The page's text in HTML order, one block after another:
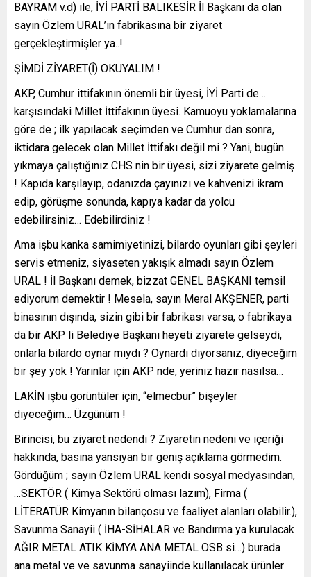
BAYRAM v.d) ile, İYİ PARTİ BALIKESİR İl Başkanı da olan
sayın Özlem URAL’ın fabrikasına bir ziyaret
gerçekleştirmişler ya..!
ŞİMDİ ZİYARET(İ) OKUYALIM !
AKP, Cumhur ittifakının önemli bir üyesi, İYİ Parti de…
karşısındaki Millet İttifakının üyesi. Kamuoyu yoklamalarına
göre de ; ilk yapılacak seçimden ve Cumhur dan sonra,
iktidara gelecek olan Millet İttifakı değil mi ? Yani, bugün
yıkmaya çalıştığınız CHS nin bir üyesi, sizi ziyarete gelmiş
! Kapıda karşılayıp, odanızda çayınızı ve kahvenizi ikram
edip, görüşme sonunda, kapıya kadar da yolcu
edebilirsiniz… Edebilirdiniz !
Ama işbu kanka samimiyetinizi, bilardo oyunları gibi şeyleri
servis etmeniz, siyaseten yakışık almadı sayın Özlem
URAL ! İl Başkanı demek, bizzat GENEL BAŞKANI temsil
ediyorum demektir ! Mesela, sayın Meral AKŞENER, parti
binasının dışında, sizin gibi bir fabrikası varsa, o fabrikaya
da bir AKP li Belediye Başkanı heyeti ziyarete gelseydi,
onlarla bilardo oynar mıydı ? Oynardı diyorsanız, diyeceğim
bir şey yok ! Yarınlar için AKP nde, yeriniz hazır nasılsa…
LAKİN işbu görüntüler için, “elmecbur” bişeyler
diyeceğim… Üzgünüm !
Birincisi, bu ziyaret nedendi ? Ziyaretin nedeni ve içeriği
hakkında, basına yansıyan bir geniş açıklama görmedim.
Gördüğüm ; sayın Özlem URAL kendi sosyal medyasından,
…SEKTÖR ( Kimya Sektörü olması lazım), Firma (
LİTERATÜR Kimyanın bilançosu ve faaliyet alanları olabilir.),
Savunma Sanayii ( İHA-SİHALAR ve Bandırma ya kurulacak
AĞIR METAL ATIK KİMYA ANA METAL OSB si…) burada
ana metal ve ve savunma sanayiinde kullanılacak ürünler